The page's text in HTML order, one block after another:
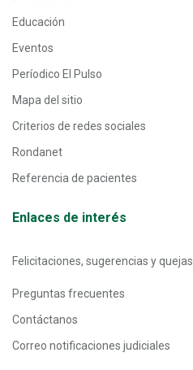
Educación
Eventos
Períodico El Pulso
Mapa del sitio
Criterios de redes sociales
Rondanet
Referencia de pacientes
Enlaces de interés
Felicitaciones, sugerencias y quejas
Preguntas frecuentes
Contáctanos
Correo notificaciones judiciales